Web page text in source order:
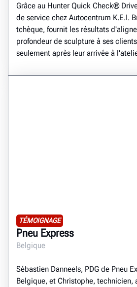
Grâce au Hunter Quick Check®
de service chez Autocentrum K.E.I.
tchèque, fournit les résultats
profondeur de sculpture à ses
seulement après leur arrivée à
TÉMOIGNAGE
Pneu Express
Belgique
Sébastien Danneels, PDG de Pneu
Belgique, et Christophe, technicien,